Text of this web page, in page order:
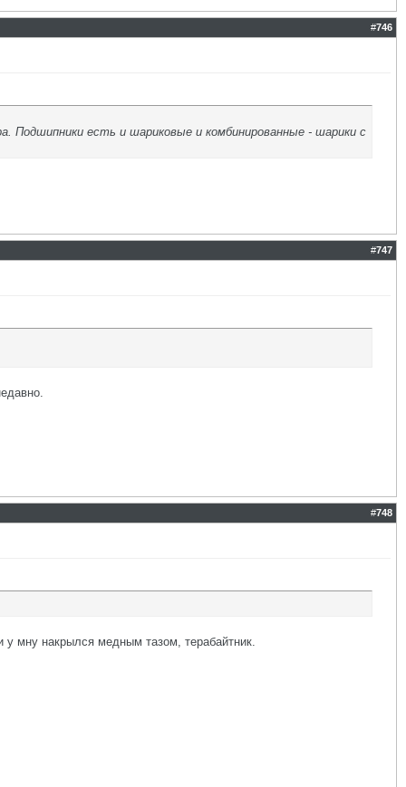
#746
Подшипники есть и шариковые и комбинированные - шарики с
#747
#748
мну накрылся медным тазом, терабайтник.